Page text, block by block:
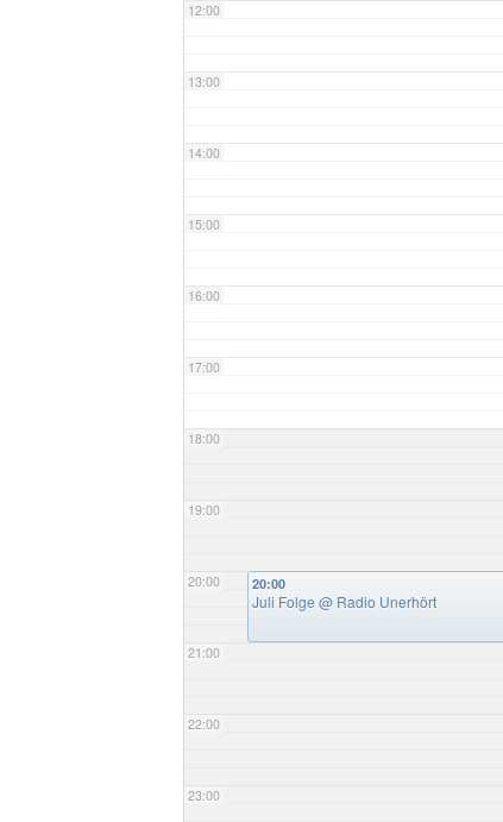
12:00
13:00
14:00
15:00
16:00
17:00
18:00
19:00
20:00
21:00
22:00
23:00
20:00
Juli Folge @ Radio Unerhört